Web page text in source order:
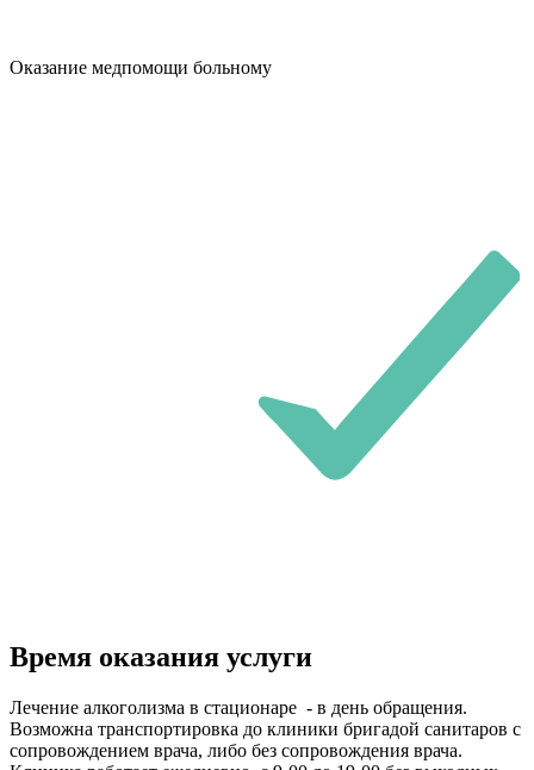
Оказание медпомощи больному
Время оказания услуги
Лечение алкоголизма в стационаре - в день обращения.
Возможна транспортировка до клиники бригадой санитаров с
сопровождением врача, либо без сопровождения врача.